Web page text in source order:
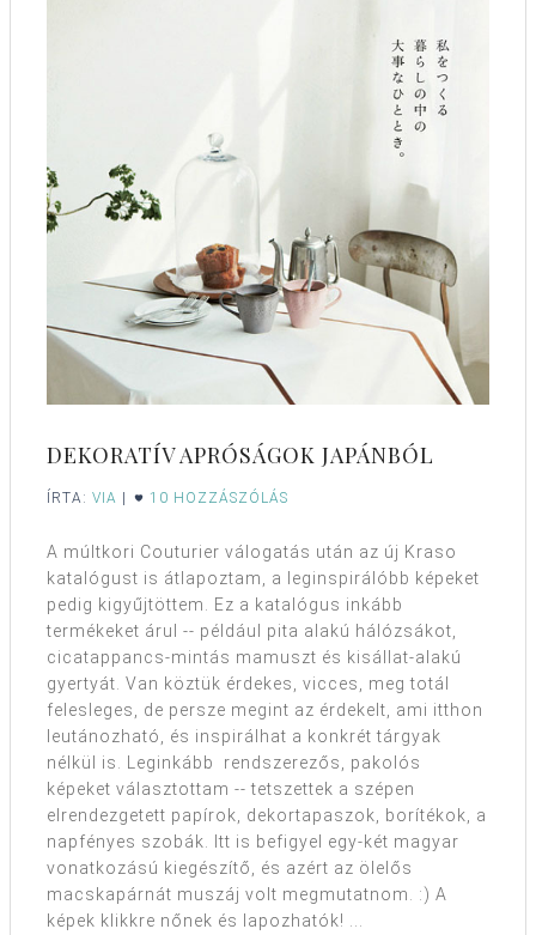
DEKORATÍV APRÓSÁGOK JAPÁNBÓL
ÍRTA: VIA | 10 HOZZÁSZÓLÁS
A múltkori Couturier válogatás után az új Kraso
katalógust is átlapoztam, a leginspirálóbb képeket
pedig kigyűjtöttem. Ez a katalógus inkább
termékeket árul -- például pita alakú hálózsákot,
cicatappancs-mintás mamuszt és kisállat-alakú
gyertyát. Van köztük érdekes, vicces, meg totál
felesleges, de persze megint az érdekelt, ami itthon
leutánozható, és inspirálhat a konkrét tárgyak
nélkül is. Leginkább rendszerezős, pakolós
képeket választottam -- tetszettek a szépen
elrendezgetett papírok, dekortapaszok, borítékok, a
napfényes szobák. Itt is befigyel egy-két magyar
vonatkozású kiegészítő, és azért az ölelős
macskapárnát muszáj volt megmutatnom. :) A
képek klikkre nőnek és lapozhatók! ...